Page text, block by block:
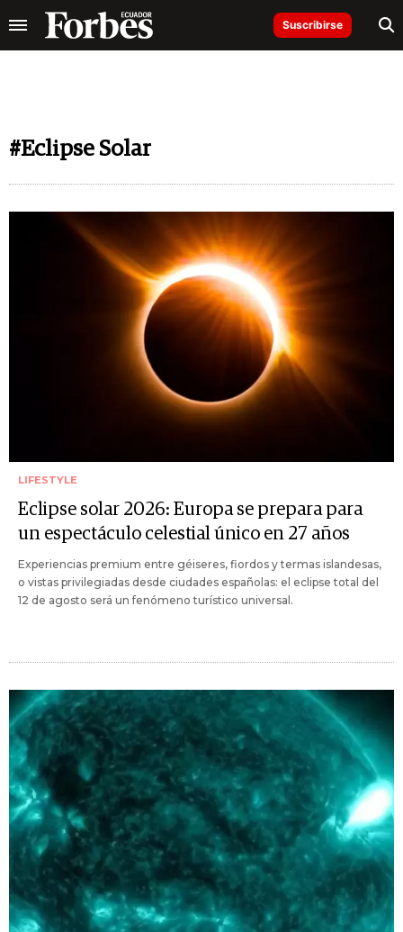
Suscribirse
#Eclipse Solar
LIFESTYLE
Eclipse solar 2026: Europa se prepara para
un espectáculo celestial único en 27 años
Experiencias premium entre géiseres, fiordos y termas islandesas,
o vistas privilegiadas desde ciudades españolas: el eclipse total del
12 de agosto será un fenómeno turístico universal.